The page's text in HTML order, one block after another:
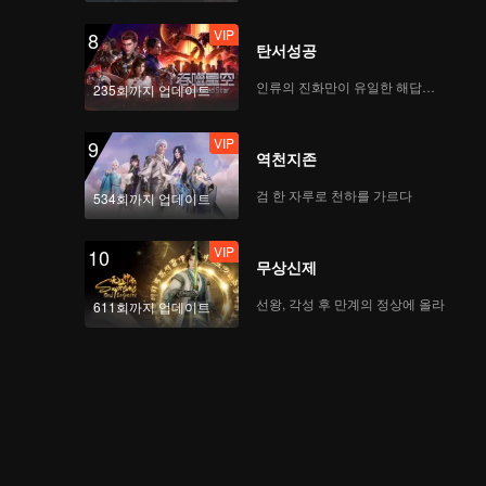
8
235회까지 업데이트
VIP
탄서성공
인류의 진화만이 유일한 해답이다
9
534회까지 업데이트
VIP
역천지존
검 한 자루로 천하를 가르다
10
611회까지 업데이트
VIP
무상신제
선왕, 각성 후 만계의 정상에 올라